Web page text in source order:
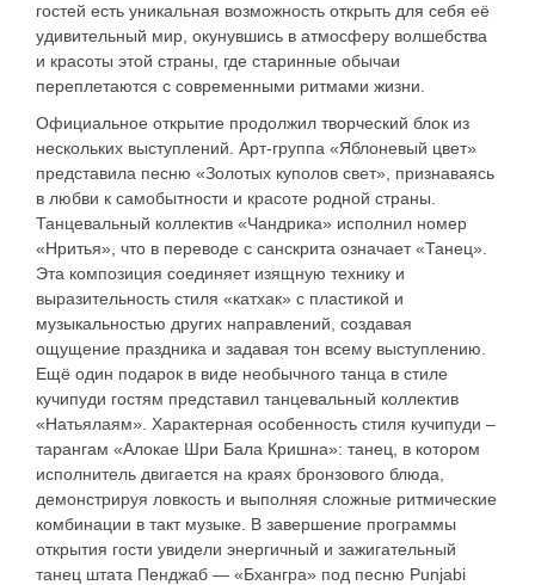
гостей есть уникальная возможность открыть для себя её
удивительный мир, окунувшись в атмосферу волшебства
и красоты этой страны, где старинные обычаи
переплетаются с современными ритмами жизни.
Официальное открытие продолжил творческий блок из
нескольких выступлений. Арт-группа «Яблоневый цвет»
представила песню «Золотых куполов свет», признаваясь
в любви к самобытности и красоте родной страны.
Танцевальный коллектив «Чандрика» исполнил номер
«Нритья», что в переводе с санскрита означает «Танец».
Эта композиция соединяет изящную технику и
выразительность стиля «катхак» с пластикой и
музыкальностью других направлений, создавая
ощущение праздника и задавая тон всему выступлению.
Ещё один подарок в виде необычного танца в стиле
кучипуди гостям представил танцевальный коллектив
«Натьялаям». Характерная особенность стиля кучипуди –
тарангам «Алокае Шри Бала Кришна»: танец, в котором
исполнитель двигается на краях бронзового блюда,
демонстрируя ловкость и выполняя сложные ритмические
комбинации в такт музыке. В завершение программы
открытия гости увидели энергичный и зажигательный
танец штата Пенджаб — «Бхангра» под песню Punjabi